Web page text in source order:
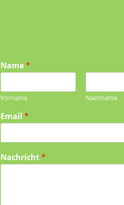
Name*
Vorname Nachname
Email *
Nachricht*